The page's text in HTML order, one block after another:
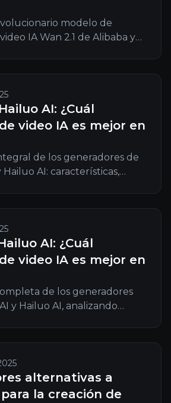
modelo de
IA Wan 2.1 de Alibaba y
AI: ¿Cuál
video IA es mejor en
de los generadores de
AI: características,
AI: ¿Cuál
video IA es mejor en
de los generadores
y Hailuo AI, analizando
alternativas a
la creación de